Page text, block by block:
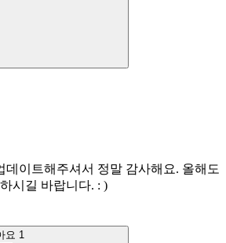
데이트해주셔서 정말 감사해요. 올해도
시길 바랍니다. : )
요 1